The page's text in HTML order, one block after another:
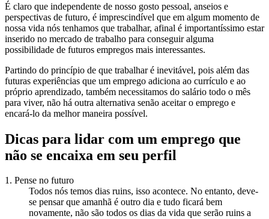
É claro que independente de nosso gosto pessoal, anseios e
perspectivas de futuro, é imprescindível que em algum momento de
nossa vida nós tenhamos que trabalhar, afinal é importantíssimo estar
inserido no mercado de trabalho para conseguir alguma
possibilidade de futuros empregos mais interessantes.
Partindo do princípio de que trabalhar é inevitável, pois além das
futuras experiências que um emprego adiciona ao currículo e ao
próprio aprendizado, também necessitamos do salário todo o mês
para viver, não há outra alternativa senão aceitar o emprego e
encará-lo da melhor maneira possível.
Dicas para lidar com um emprego que
não se encaixa em seu perfil
1. Pense no futuro
Todos nós temos dias ruins, isso acontece. No entanto, deve-
se pensar que amanhã é outro dia e tudo ficará bem
novamente, não são todos os dias da vida que serão ruins a